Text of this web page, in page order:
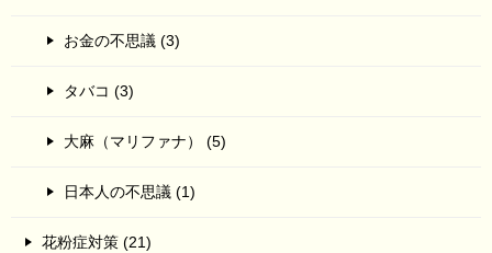
お金の不思議 (3)
タバコ (3)
大麻（マリファナ） (5)
日本人の不思議 (1)
花粉症対策 (21)